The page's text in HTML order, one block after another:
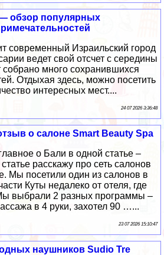
обзор популярных
современный Израильский город
ведет свой отсчет с середины
собрано много сохранившихся
Отдыхая здесь, можно посетить
интересных мест....
24 07 2026 3:36:48
о салоне Smart Beauty Spa
о Бали в одной статье –
расскажу про сеть салонов
Мы посетили один из салонов в
Куты недалеко от отеля, где
выбрали 2 разных программы –
в 4 руки, захотел 90 …...
23 07 2026 15:10:47
наушников Sudio Tre